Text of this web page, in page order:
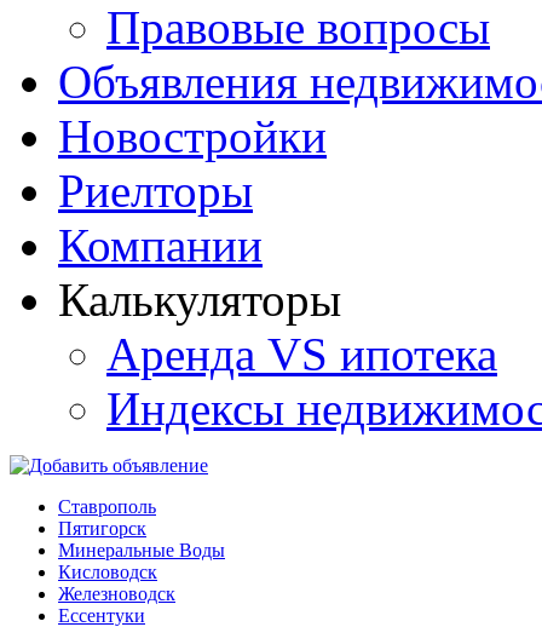
Правовые вопросы
Объявления
Новостройки
Риелторы
Компании
Калькуляторы
Аренда VS ипотека
Индексы
Ставрополь
Пятигорск
Минеральные Воды
Кисловодск
Железноводск
Ессентуки